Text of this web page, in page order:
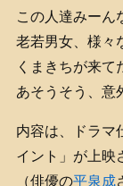
この人達みーん
老若男女、様々
くまきちが来て
あそうそう、意
内容は、ドラマ
イント」が上映
（俳優の平泉成